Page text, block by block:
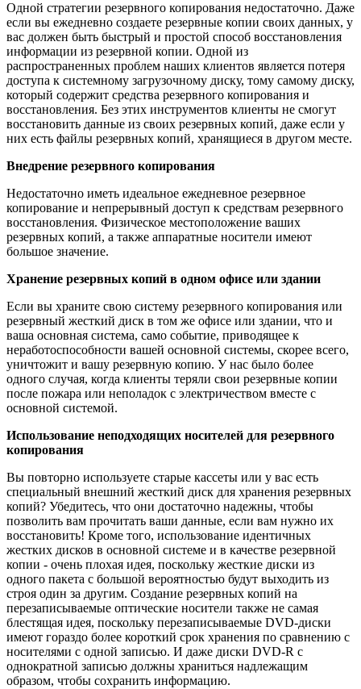
Одной стратегии резервного копирования недостаточно. Даже
если вы ежедневно создаете резервные копии своих данных, у
вас должен быть быстрый и простой способ восстановления
информации из резервной копии. Одной из
распространенных проблем наших клиентов является потеря
доступа к системному загрузочному диску, тому самому диску,
который содержит средства резервного копирования и
восстановления. Без этих инструментов клиенты не смогут
восстановить данные из своих резервных копий, даже если у
них есть файлы резервных копий, хранящиеся в другом месте.
Внедрение резервного копирования
Недостаточно иметь идеальное ежедневное резервное
копирование и непрерывный доступ к средствам резервного
восстановления. Физическое местоположение ваших
резервных копий, а также аппаратные носители имеют
большое значение.
Хранение резервных копий в одном офисе или здании
Если вы храните свою систему резервного копирования или
резервный жесткий диск в том же офисе или здании, что и
ваша основная система, само событие, приводящее к
неработоспособности вашей основной системы, скорее всего,
уничтожит и вашу резервную копию. У нас было более
одного случая, когда клиенты теряли свои резервные копии
после пожара или неполадок с электричеством вместе с
основной системой.
Использование неподходящих носителей для резервного
копирования
Вы повторно используете старые кассеты или у вас есть
специальный внешний жесткий диск для хранения резервных
копий? Убедитесь, что они достаточно надежны, чтобы
позволить вам прочитать ваши данные, если вам нужно их
восстановить! Кроме того, использование идентичных
жестких дисков в основной системе и в качестве резервной
копии - очень плохая идея, поскольку жесткие диски из
одного пакета с большой вероятностью будут выходить из
строя один за другим. Создание резервных копий на
перезаписываемые оптические носители также не самая
блестящая идея, поскольку перезаписываемые DVD-диски
имеют гораздо более короткий срок хранения по сравнению с
носителями с одной записью. И даже диски DVD-R с
однократной записью должны храниться надлежащим
образом, чтобы сохранить информацию.